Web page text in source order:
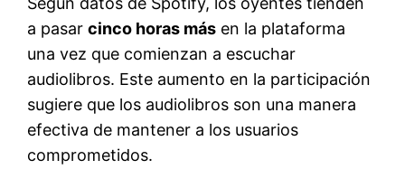
a pasarcinco horas más en la plataforma
una vez que comienzan a escuchar
audiolibros. Este aumento en la participación
sugiere que los audiolibros son una manera
efectiva de mantener a los usuarios
comprometidos.